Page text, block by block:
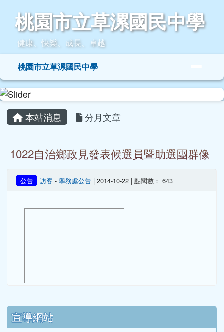
桃園市立草漯國民中學
桃園市立草漯國民中學
健康、快樂、成長、卓越
導覽列桃園市立草漯國民中學
主內容區域
本站消息 分月文章
1022自治鄉政見發表候選員暨助選團群像
公告 訪客 -學務處公告 | 2014-10-22 | 點閱數： 643
下中區域內容
宣導網站
頁尾區域